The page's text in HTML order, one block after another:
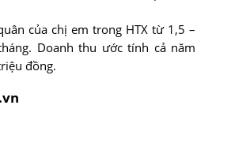
của chị em trong HTX từ 1,5 –
Doanh thu ước tính cả năm
đồng.